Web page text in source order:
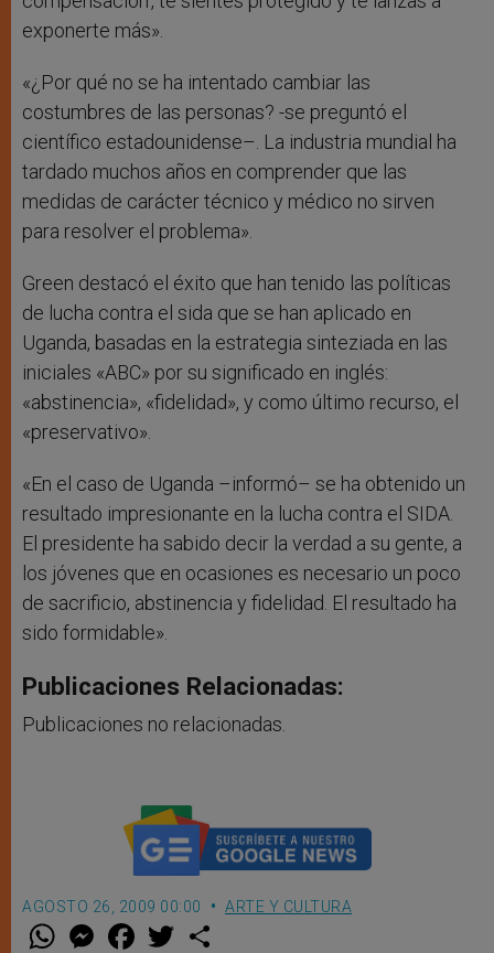
exponerte más».
«¿Por qué no se ha intentado cambiar las
costumbres de las personas? -se preguntó el
científico estadounidense–. La industria mundial ha
tardado muchos años en comprender que las
medidas de carácter técnico y médico no sirven
para resolver el problema».
Green destacó el éxito que han tenido las políticas
de lucha contra el sida que se han aplicado en
Uganda, basadas en la estrategia sinteziada en las
iniciales «ABC» por su significado en inglés:
«abstinencia», «fidelidad», y como último recurso, el
«preservativo».
«En el caso de Uganda –informó– se ha obtenido un
resultado impresionante en la lucha contra el SIDA.
El presidente ha sabido decir la verdad a su gente, a
los jóvenes que en ocasiones es necesario un poco
de sacrificio, abstinencia y fidelidad. El resultado ha
sido formidable».
Publicaciones Relacionadas:
Publicaciones no relacionadas.
AGOSTO 26, 2009 00:00 ARTE Y CULTURA
W M
e
F
a w